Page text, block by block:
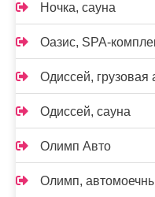
Ночка, сауна
Оазис, SPA-
Одиссей, грузовая
Одиссей, сауна
Олимп Авто
Олимп,